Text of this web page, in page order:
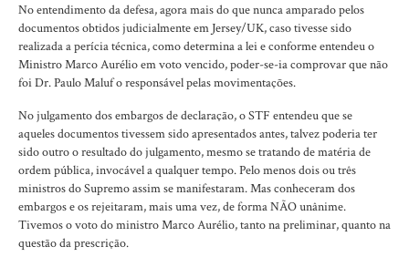
No entendimento da defesa, agora mais do que nunca amparado pelos
documentos obtidos judicialmente em Jersey/UK, caso tivesse sido
realizada a perícia técnica, como determina a lei e conforme entendeu o
Ministro Marco Aurélio em voto vencido, poder-se-ia comprovar que não
foi Dr. Paulo Maluf o responsável pelas movimentações.
No julgamento dos embargos de declaração, o STF entendeu que se
aqueles documentos tivessem sido apresentados antes, talvez poderia ter
sido outro o resultado do julgamento, mesmo se tratando de matéria de
ordem pública, invocável a qualquer tempo. Pelo menos dois ou três
ministros do Supremo assim se manifestaram. Mas conheceram dos
embargos e os rejeitaram, mais uma vez, de forma NÃO unânime.
Tivemos o voto do ministro Marco Aurélio, tanto na preliminar, quanto na
questão da prescrição.